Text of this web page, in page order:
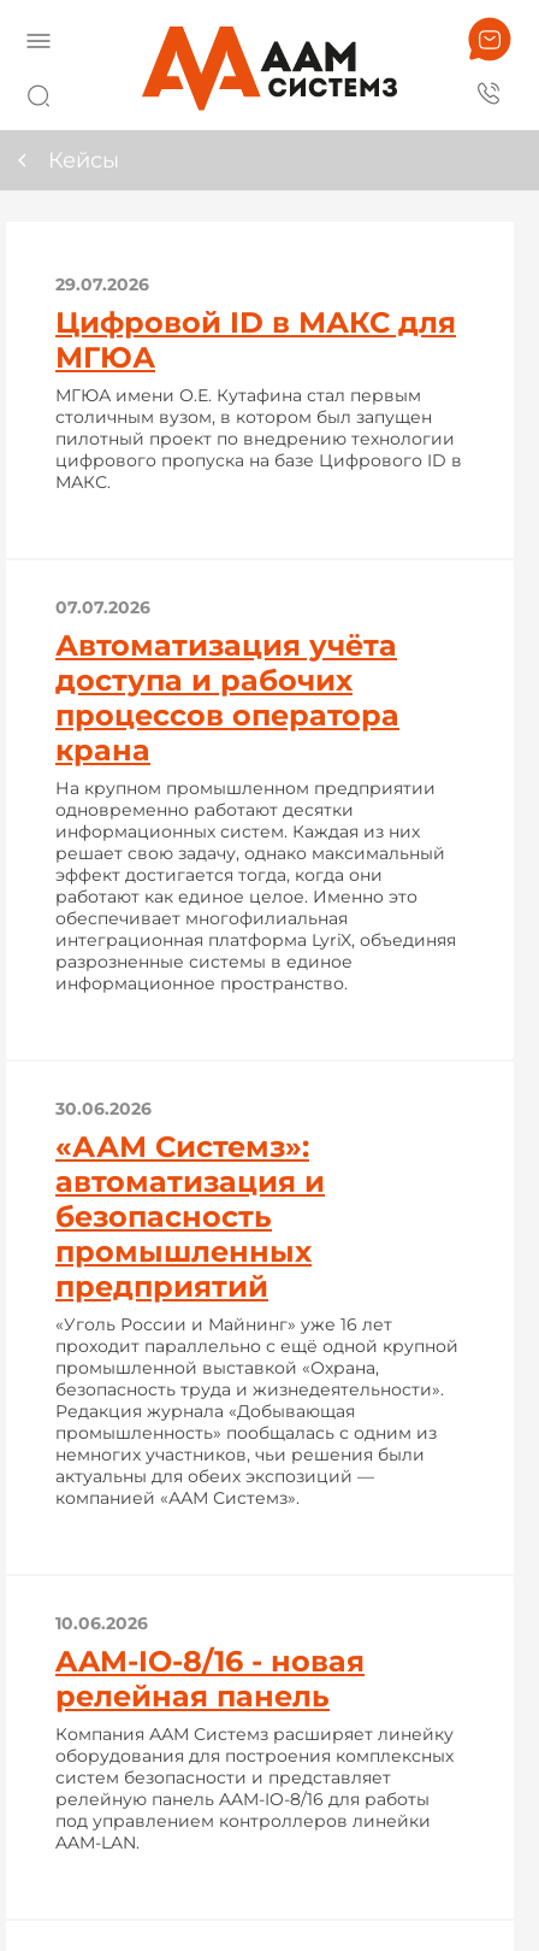
Кейсы
29.07.2026
Цифровой ID в МАКС для
МГЮА
МГЮА имени О.Е. Кутафина стал первым
столичным вузом, в котором был запущен
пилотный проект по внедрению технологии
цифрового пропуска на базе Цифрового ID в
МАКС.
07.07.2026
Автоматизация учёта
доступа и рабочих
процессов оператора
крана
На крупном промышленном предприятии
одновременно работают десятки
информационных систем. Каждая из них
решает свою задачу, однако максимальный
эффект достигается тогда, когда они
работают как единое целое. Именно это
обеспечивает многофилиальная
интеграционная платформа LyriX, объединяя
разрозненные системы в единое
информационное пространство.
30.06.2026
«ААМ Системз»:
автоматизация и
безопасность
промышленных
предприятий
«Уголь России и Майнинг» уже 16 лет
проходит параллельно с ещё одной крупной
промышленной выставкой «Охрана,
безопасность труда и жизнедеятельности».
Редакция журнала «Добывающая
промышленность» пообщалась с одним из
немногих участников, чьи решения были
актуальны для обеих экспозиций —
компанией «ААМ Системз».
10.06.2026
AAM-IO-8/16 - новая
релейная панель
Компания ААМ Системз расширяет линейку
оборудования для построения комплексных
систем безопасности и представляет
релейную панель AAM-IO-8/16 для работы
под управлением контроллеров линейки
AAM-LAN.